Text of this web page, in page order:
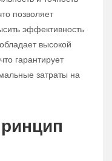
позволяет
эффективность
высокой
гарантирует
затраты на